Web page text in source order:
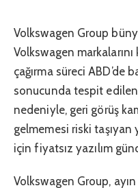
Volkswagen Group
Volkswagen
çağırma süreci ABD’de
sonucunda tespit edilen
nedeniyle, geri görüş
gelmemesi riski
için fiyatsız yazılım
Volkswagen Group,